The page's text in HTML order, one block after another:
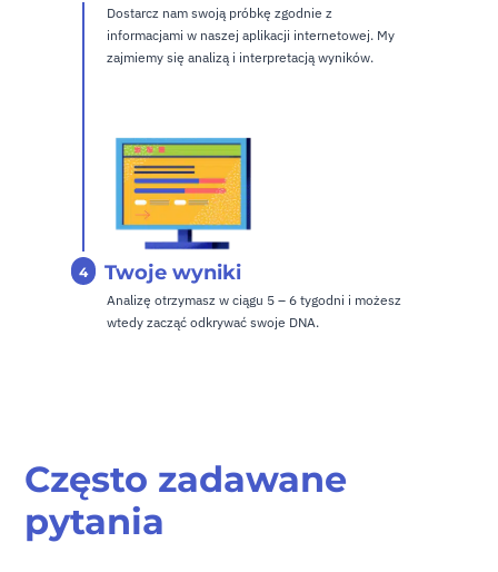
Dostarcz nam swoją próbkę zgodnie z
informacjami w naszej aplikacji internetowej. My
zajmiemy się analizą i interpretacją wyników.
4 Twoje wyniki
Analizę otrzymasz w ciągu 5 – 6 tygodni i możesz
wtedy zacząć odkrywać swoje DNA.
Często zadawane
pytania